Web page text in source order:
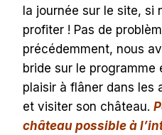
la journée sur le site, si
profiter ! Pas de
précédemment, nous
bride sur le programme
plaisir à flâner dans les
et visiter son château.
château possible à